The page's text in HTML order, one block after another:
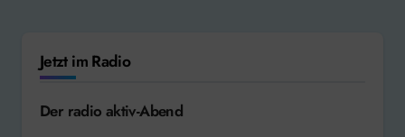
Jetzt im Radio
Der radio aktiv-Abend